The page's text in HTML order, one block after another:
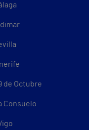
de Octubre
Consuelo